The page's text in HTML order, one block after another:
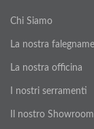
Chi Siamo
La nostra
La nostra officina
I nostri serramenti
Il nostro Showroom